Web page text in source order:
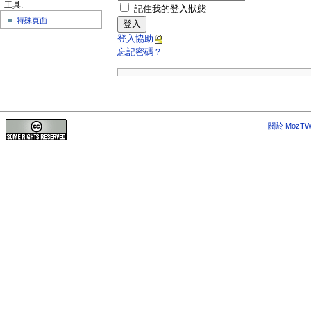
記住我的登入狀態
登入
登入協助
忘記密碼？
工具:
特殊頁面
關於